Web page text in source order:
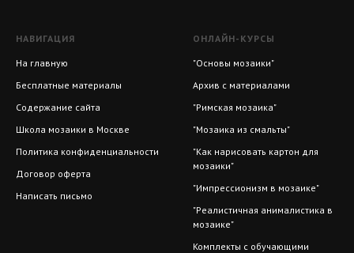
НАВИГАЦИЯ
На главную
Бесплатные материалы
Содержание сайта
Школа мозаики в Москве
Политика конфиденциальности
Договор оферта
Написать письмо
ОНЛАЙН-КУРСЫ
"Основы мозаики"
Архив с материалами
"Римская мозаика"
"Мозаика из смальты"
"Как нарисовать картон для
мозаики"
"Импрессионизм в мозаике"
"Реалистичная анималистика в
мозаике"
Комплекты с обучающими